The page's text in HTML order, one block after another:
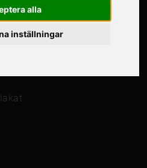
alla
inställningar